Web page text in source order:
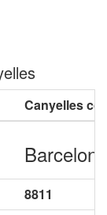
Canyelles
Barcelona
8811